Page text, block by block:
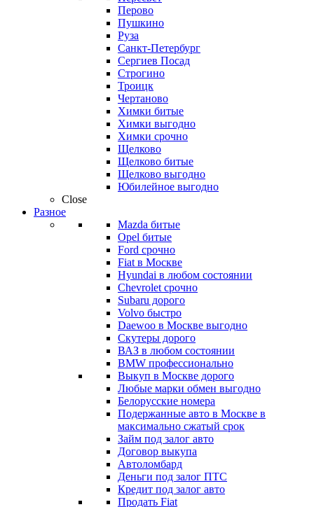
Перово
Пушкино
Руза
Санкт-Петербург
Сергиев Посад
Строгино
Троицк
Чертаново
Химки битые
Химки выгодно
Химки срочно
Щелково
Щелково битые
Щелково выгодно
Юбилейное выгодно
Close
Разное
Mazda битые
Opel битые
Ford срочно
Fiat в Москве
Hyundai в любом состоянии
Chevrolet срочно
Subaru дорого
Volvo быстро
Daewoo в Москве выгодно
Скутеры дорого
ВАЗ в любом состоянии
BMW профессионально
Выкуп в Москве дорого
Любые марки обмен выгодно
Белорусские номера
Подержанные авто в Москве в
максимально сжатый срок
Займ под залог авто
Договор выкупа
Автоломбард
Деньги под залог ПТС
Кредит под залог авто
Продать Fiat